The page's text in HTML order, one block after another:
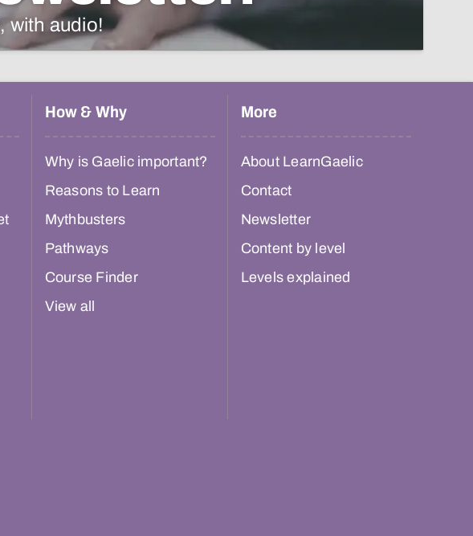
with audio!
How & Why
Why is Gaelic important?
Reasons to Learn
Mythbusters
Pathways
Course Finder
View all
More
About LearnGaelic
Contact
Newsletter
Content by level
Levels explained